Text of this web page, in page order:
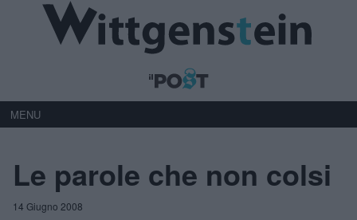
MENU
Le parole che non colsi
14 Giugno 2008